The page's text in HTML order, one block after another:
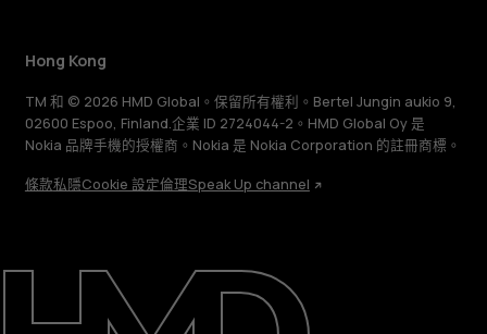
關於
維修、循環再用、回收再造
Hong Kong
TM 和 © 2026 HMD Global。保留所有權利。Bertel Jungin aukio 9,
02600 Espoo, Finland.企業 ID 2724044-2。HMD Global Oy 是
Nokia 品牌手機的授權商。Nokia 是 Nokia Corporation 的註冊商標。
條款私隱Cookie 設定倫理Speak Up channel